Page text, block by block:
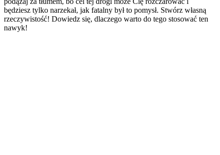
będziesz tylko narzekał, jak fatalny był to pomysł. Stwórz własną
rzeczywistość! Dowiedz się, dlaczego warto do tego stosować ten
nawyk!